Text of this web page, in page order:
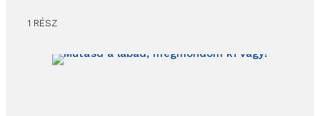
1 RÉSZ